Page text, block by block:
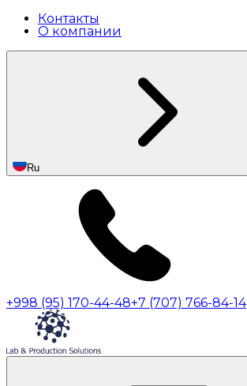
Контакты
О компании
Ru
+998 (95) 170-44-48+7 (707) 766-84-14